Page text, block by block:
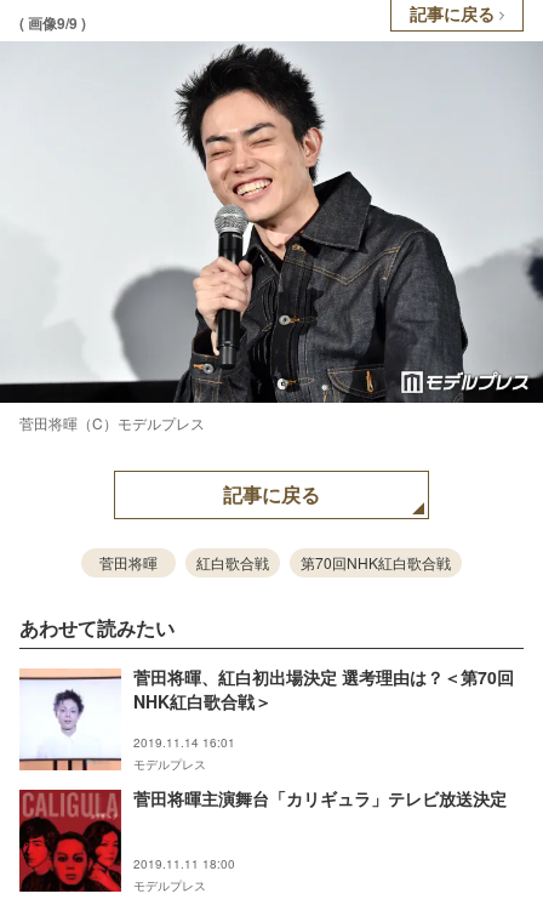
( 画像9/9 ) 記事に戻る
菅田将暉（C）モデルプレス
記事に戻る
菅田将暉 紅白歌合戦 第70回NHK紅白歌合戦
あわせて読みたい
菅田将暉、紅白初出場決定 選考理由は？＜第70回
NHK紅白歌合戦＞
2019.11.14 16:01
モデルプレス
菅田将暉主演舞台「カリギュラ」テレビ放送決定
2019.11.11 18:00
モデルプレス